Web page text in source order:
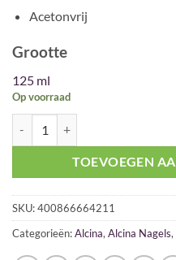
Acetonvrij
Grootte
125 ml
Op voorraad
TOEVOEGEN
SKU:400866664211
Categorieën:Alcina, Alcina Nagels,